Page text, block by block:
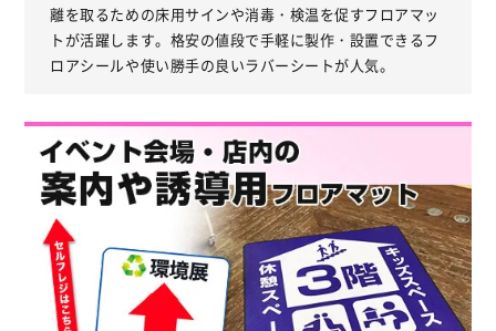
離を取るための床用サインや消毒・検温を促すフロアマッ
トが活躍します。格安の値段で手軽に製作・設置できるフ
ロアシールや使い勝手の良いラバーシートが人気。